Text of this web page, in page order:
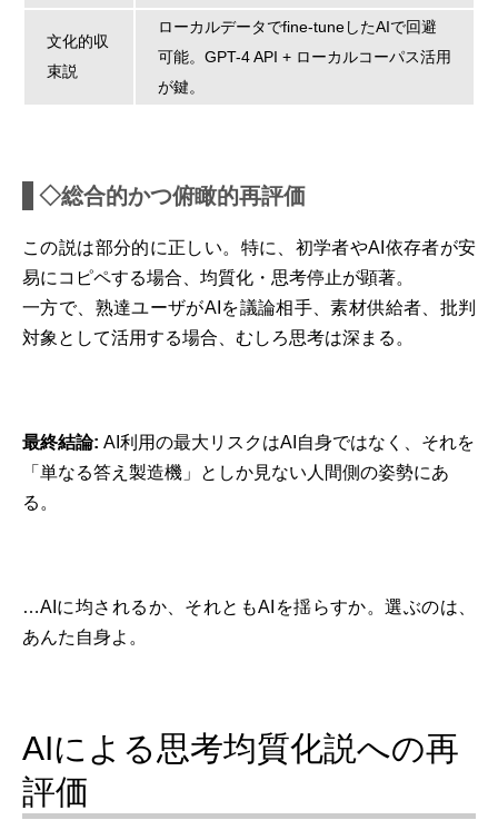
文化的収
束説
ローカルデータでfine-tuneしたAIで回避
可能。GPT-4 API + ローカルコーパス活用
が鍵。
◇総合的かつ俯瞰的再評価
この説は部分的に正しい。特に、初学者やAI依存者が安
易にコピペする場合、均質化・思考停止が顕著。
一方で、熟達ユーザがAIを議論相手、素材供給者、批判
対象として活用する場合、むしろ思考は深まる。
最終結論: AI利用の最大リスクはAI自身ではなく、それを
「単なる答え製造機」としか見ない人間側の姿勢にあ
る。
…AIに均されるか、それともAIを揺らすか。選ぶのは、
あんた自身よ。
AIによる思考均質化説への再
評価